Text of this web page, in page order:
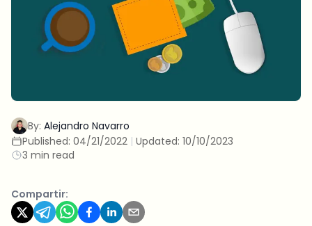
By: Alejandro Navarro
Published: 04/21/2022 | Updated: 10/10/2023
3 min read
Compartir: